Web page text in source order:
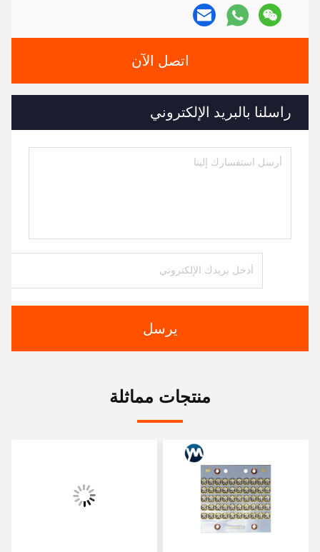
اتصل الآن
راسلنا بالبريد الإلكتروني
يرسل
منتجات مماثلة